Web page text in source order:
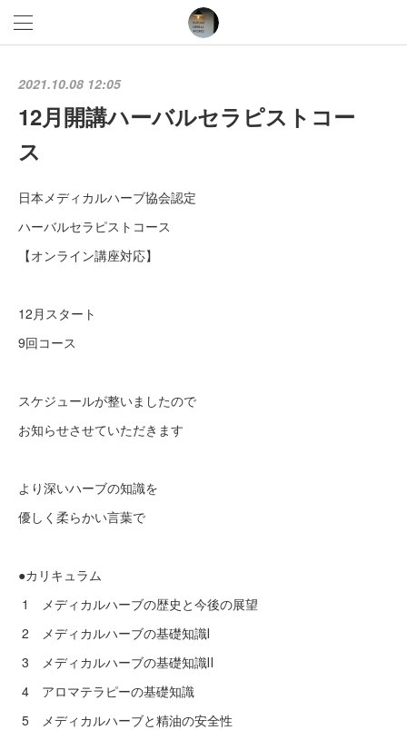
2021.10.08 12:05
12月開講ハーバルセラピストコー
ス
日本メディカルハーブ協会認定
ハーバルセラピストコース
【オンライン講座対応】
12月スタート
9回コース
スケジュールが整いましたので
お知らせさせていただきます
より深いハーブの知識を
優しく柔らかい言葉で
●カリキュラム
1 メディカルハーブの歴史と今後の展望
2 メディカルハーブの基礎知識Ⅰ
3 メディカルハーブの基礎知識Ⅱ
4 アロマテラピーの基礎知識
5 メディカルハーブと精油の安全性